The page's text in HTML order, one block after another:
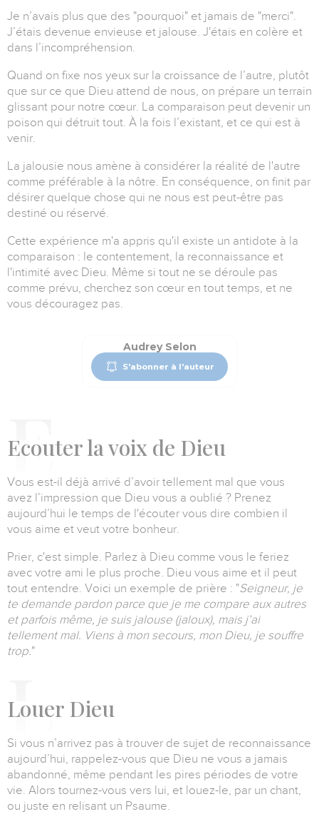
Je n’avais plus que des "pourquoi" et jamais de "merci".
J’étais devenue envieuse et jalouse. J'étais en colère et
dans l’incompréhension.
Quand on fixe nos yeux sur la croissance de l’autre, plutôt
que sur ce que Dieu attend de nous, on prépare un terrain
glissant pour notre cœur. La comparaison peut devenir un
poison qui détruit tout. À la fois l’existant, et ce qui est à
venir.
La jalousie nous amène à considérer la réalité de l'autre
comme préférable à la nôtre. En conséquence, on finit par
désirer quelque chose qui ne nous est peut-être pas
destiné ou réservé.
Cette expérience m'a appris qu'il existe un antidote à la
comparaison : le contentement, la reconnaissance et
l'intimité avec Dieu. Même si tout ne se déroule pas
comme prévu, cherchez son cœur en tout temps, et ne
vous découragez pas.
Audrey Selon
S'abonner à l'auteur
Ecouter la voix de Dieu
Vous est-il déjà arrivé d’avoir tellement mal que vous
avez l’impression que Dieu vous a oublié ? Prenez
aujourd’hui le temps de l'écouter vous dire combien il
vous aime et veut votre bonheur.
Prier, c'est simple. Parlez à Dieu comme vous le feriez
avec votre ami le plus proche. Dieu vous aime et il peut
tout entendre. Voici un exemple de prière : "Seigneur, je
te demande pardon parce que je me compare aux autres
et parfois même, je suis jalouse (jaloux), mais j’ai
tellement mal. Viens à mon secours, mon Dieu, je souffre
trop."
Louer Dieu
Si vous n’arrivez pas à trouver de sujet de reconnaissance
aujourd’hui, rappelez-vous que Dieu ne vous a jamais
abandonné, même pendant les pires périodes de votre
vie. Alors tournez-vous vers lui, et louez-le, par un chant,
ou juste en relisant un Psaume.